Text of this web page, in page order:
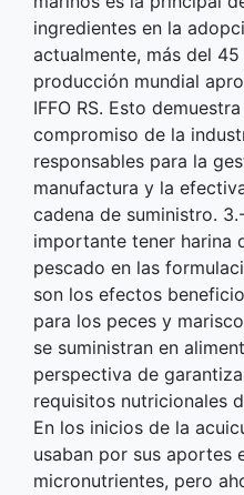
ingredientes en la
actualmente, más del
producción mundial
IFFO RS. Esto
compromiso de la
responsables para la
manufactura y la
cadena de suministro.
importante tener harina
pescado en las
son los efectos
para los peces y
se suministran en
perspectiva de
requisitos nutricionales
En los inicios de la
usaban por sus aportes
micronutrientes, pero